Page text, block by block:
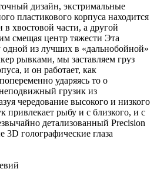
дизайн, экстримальные
пластикового корпуса находится
в хвостовой части, а другой
смещая центр тяжести Эта
одной из лучших в «дальнобойной»
рывками, мы заставляем груз
и он работает, как
ударяясь то о
грузик из
чередование высокого и низкого
привлекает рыбу и с близкого, и с
детализованный Precision
3D голографические глаза